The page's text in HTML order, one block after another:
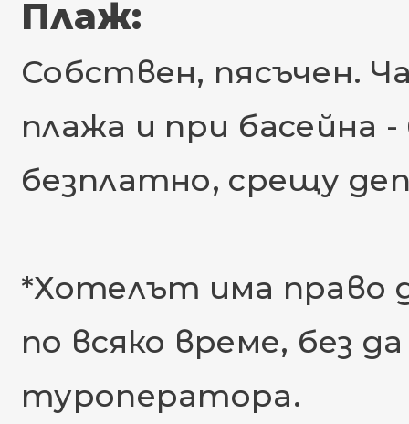
Плаж:
Собствен, пясъчен.
плажа и при басейна
безплатно, срещу
*Хотелът има право
по всяко време, без
туроператора.